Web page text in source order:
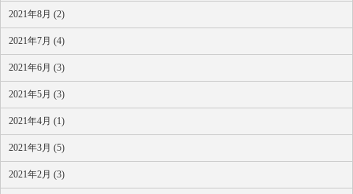
2021年8月 (2)
2021年7月 (4)
2021年6月 (3)
2021年5月 (3)
2021年4月 (1)
2021年3月 (5)
2021年2月 (3)